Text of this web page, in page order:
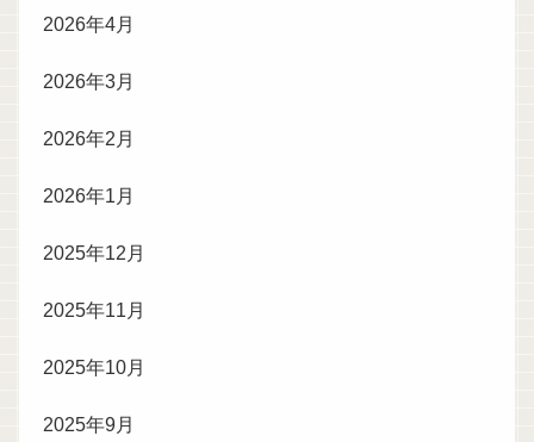
2026年4月
2026年3月
2026年2月
2026年1月
2025年12月
2025年11月
2025年10月
2025年9月